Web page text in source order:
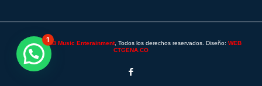
©2025 -SAB Music Enterainment, Todos los derechos reservados. Diseño: WEB
CTGENA.CO
1